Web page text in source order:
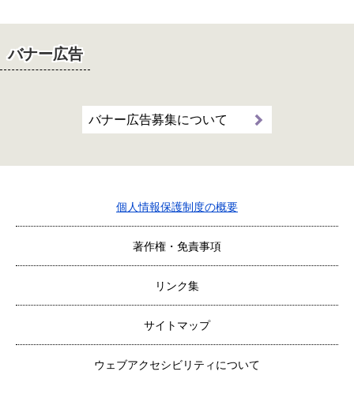
バナー広告
バナー広告募集について
個人情報保護制度の概要
著作権・免責事項
リンク集
サイトマップ
ウェブアクセシビリティについて